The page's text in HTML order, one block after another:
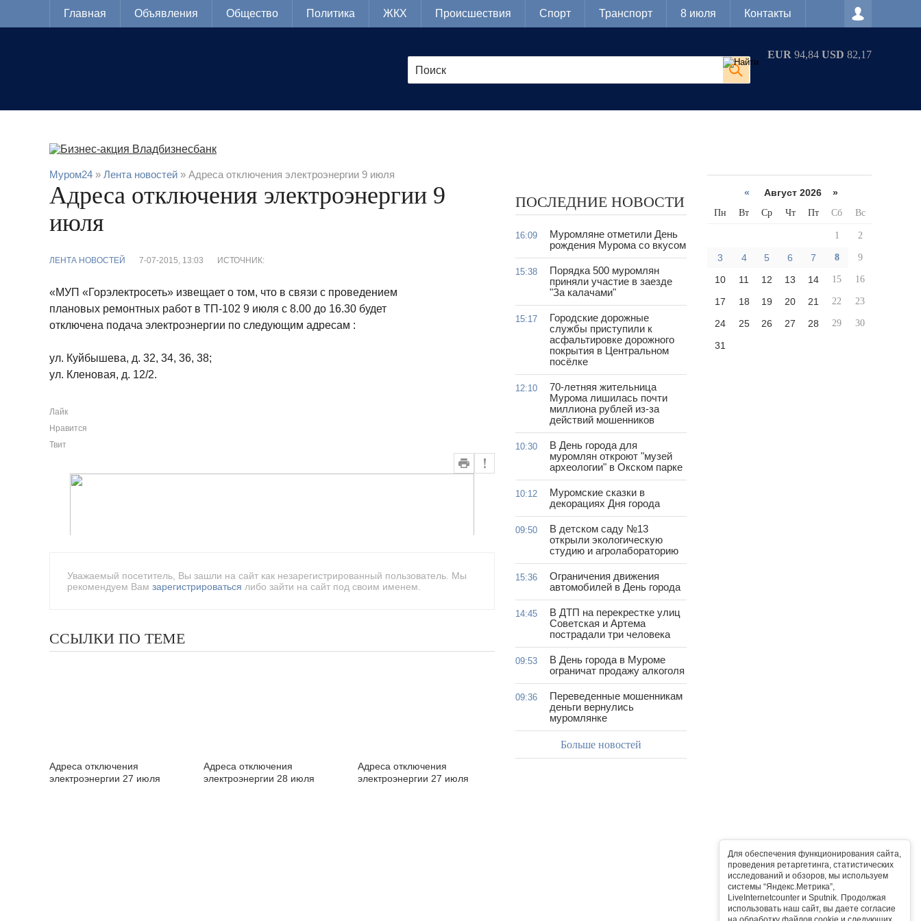
Для обеспечения функционирования сайта,
проведения ретаргетинга, статистических
исследований и обзоров, мы используем
системы “Яндекс.Метрика”,
LiveInternetcounter и Sputnik. Продолжая
использовать наш сайт, вы даете согласие
Главная Объявления Общество Политика ЖКХ Происшествия Спорт Транспорт 8 июля Контакты
EUR 94,84 USD 82,17
Муром24 » Лента новостей » Адреса отключения электроэнергии 9 июля
Адреса отключения электроэнергии 9
июля
ЛЕНТА НОВОСТЕЙ 7-07-2015, 13:03 ИСТОЧНИК:
«МУП «Горэлектросеть» извещает о том, что в связи с проведением
плановых ремонтных работ в ТП-102 9 июля с 8.00 до 16.30 будет
отключена подача электроэнергии по следующим адресам :
ул. Куйбышева, д. 32, 34, 36, 38;
ул. Кленовая, д. 12/2.
Лайк
Нравится
Твит
Уважаемый посетитель, Вы зашли на сайт как незарегистрированный пользователь. Мы
рекомендуем Вам зарегистрироваться либо зайти на сайт под своим именем.
ССЫЛКИ ПО ТЕМЕ
Адреса отключения
электроэнергии 27 июля
Адреса отключения
электроэнергии 28 июля
Адреса отключения
электроэнергии 27 июля
ПОСЛЕДНИЕ НОВОСТИ
16:09
Муромляне отметили День
рождения Мурома со вкусом
15:38
Порядка 500 муромлян
приняли участие в заезде
"За калачами"
15:17
Городские дорожные
службы приступили к
асфальтировке дорожного
покрытия в Центральном
посёлке
12:10
70-летняя жительница
Мурома лишилась почти
миллиона рублей из-за
действий мошенников
10:30
В День города для
муромлян откроют "музей
археологии" в Окском парке
10:12
Муромские сказки в
декорациях Дня города
09:50
В детском саду №13
открыли экологическую
студию и агролабораторию
15:36
Ограничения движения
автомобилей в День города
14:45
В ДТП на перекрестке улиц
Советская и Артема
пострадали три человека
09:53
В День города в Муроме
ограничат продажу алкоголя
09:36
Переведенные мошенникам
деньги вернулись
муромлянке
Больше новостей
« Август 2026 »
Пн Вт Ср Чт Пт Сб Вс
1 2
3 4 5 6 7 8 9
10 11 12 13 14 15 16
17 18 19 20 21 22 23
24 25 26 27 28 29 30
31